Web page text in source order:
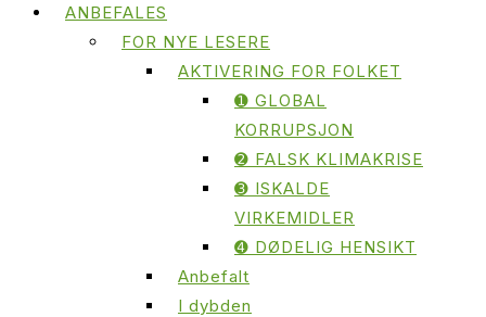
ANBEFALES
FOR NYE LESERE
AKTIVERING FOR FOLKET
➊ GLOBAL
KORRUPSJON
➋ FALSK KLIMAKRISE
➌ ISKALDE
VIRKEMIDLER
➍ DØDELIG HENSIKT
Anbefalt
I dybden